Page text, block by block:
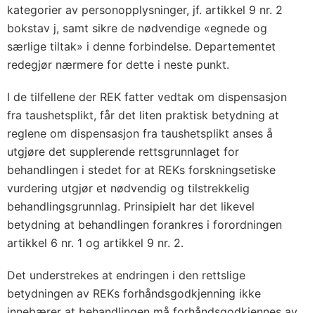
kategorier av personopplysninger, jf. artikkel 9 nr. 2
bokstav j, samt sikre de nødvendige «egnede og
særlige tiltak» i denne forbindelse. Departementet
redegjør nærmere for dette i neste punkt.
I de tilfellene der REK fatter vedtak om dispensasjon
fra taushetsplikt, får det liten praktisk betydning at
reglene om dispensasjon fra taushetsplikt anses å
utgjøre det supplerende rettsgrunnlaget for
behandlingen i stedet for at REKs forskningsetiske
vurdering utgjør et nødvendig og tilstrekkelig
behandlingsgrunnlag. Prinsipielt har det likevel
betydning at behandlingen forankres i forordningen
artikkel 6 nr. 1 og artikkel 9 nr. 2.
Det understrekes at endringen i den rettslige
betydningen av REKs forhåndsgodkjenning ikke